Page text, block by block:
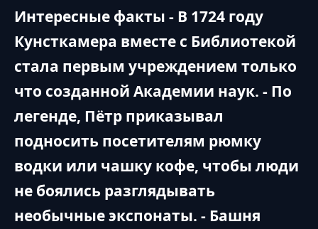
Интересные факты - В 1724 году
Кунсткамера вместе с Библиотекой
стала первым учреждением только
что созданной Академии наук. - По
легенде, Пётр приказывал
подносить посетителям рюмку
водки или чашку кофе, чтобы люди
не боялись разглядывать
необычные экспонаты. - Башня